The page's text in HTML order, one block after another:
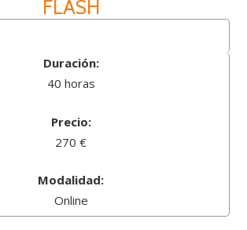
FLASH
Duración:
40 horas
Precio:
270 €
Modalidad:
Online